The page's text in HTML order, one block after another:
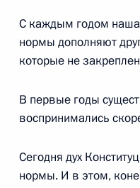
Встреча с
С каждым годом наша
нормы дополняют
которые не
В первые годы
воспринимались
Сегодня дух
нормы. И в этом,